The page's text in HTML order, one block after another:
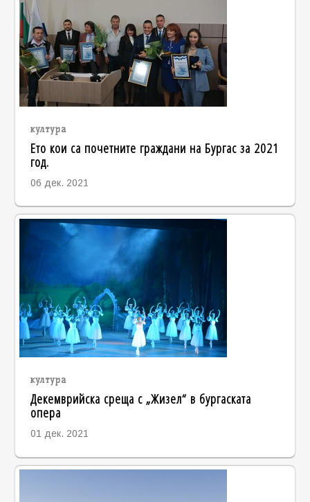
култура
Ето кои са почетните граждани на Бургас за 2021
год.
06 дек. 2021
култура
Декемврийска среща с „Жизел“ в бургаската
опера
01 дек. 2021